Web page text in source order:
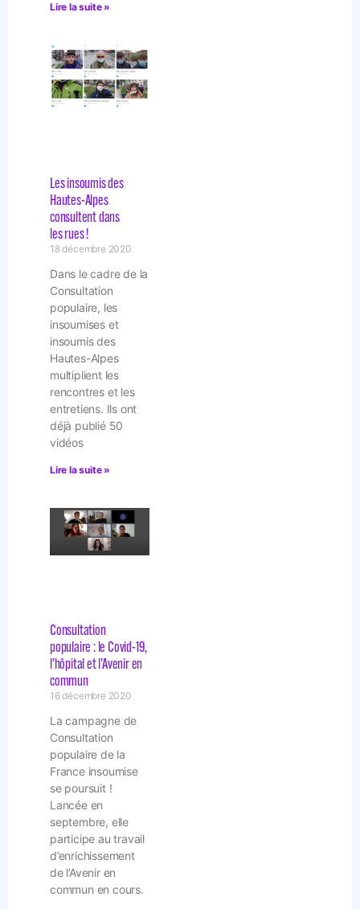
Lire la suite »
Les insoumis des
Hautes-Alpes
consultent dans
les rues !
18 décembre 2020
Dans le cadre de la
Consultation
populaire, les
insoumises et
insoumis des
Hautes-Alpes
multiplient les
rencontres et les
entretiens. Ils ont
déjà publié 50
vidéos
Lire la suite »
Consultation
populaire : le Covid-19,
l’hôpital et l’Avenir en
commun
16 décembre 2020
La campagne de
Consultation
populaire de la
France insoumise
se poursuit !
Lancée en
septembre, elle
participe au travail
d’enrichissement
de l’Avenir en
commun en cours.